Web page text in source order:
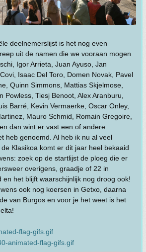
deelnemerslijst is het nog even
uit de namen die we vooraan mogen
Igor Arrieta, Juan Ayuso, Jan
Isaac Del Toro, Domen Novak, Pavel
Quinn Simmons, Mattias Skjelmose,
Powless, Tiesj Benoot, Alex Aranburu,
Barré, Kevin Vermaerke, Oscar Onley,
Mauro Schmid, Romain Gregoire,
dan wint er vast een of andere
heb genoemd. Al heb ik nu al veel
Klasikoa komt er dit jaar heel bekaaid
zoek op de startlijst de ploeg die er
overigens, graadje of 22 in
en het blijft waarschijnlijk nog droog ook!
ook nog koersen in Getxo, daarna
van Burgos en voor je het weet is het